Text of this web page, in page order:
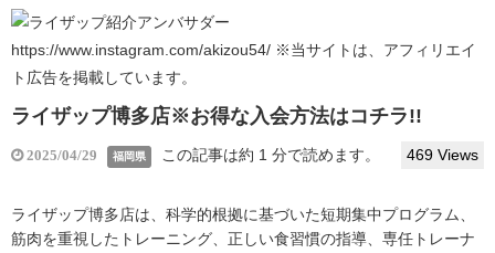
https://www.instagram.com/akizou54/ ※当サイトは、アフィリエイ
ト広告を掲載しています。
ライザップ博多店※お得な入会方法はコチラ!!
2025/04/29 福岡県 この記事は約 1 分で読めます。 469 Views
ライザップ博多店は、科学的根拠に基づいた短期集中プログラム、
筋肉を重視したトレーニング、正しい食習慣の指導、専任トレーナ